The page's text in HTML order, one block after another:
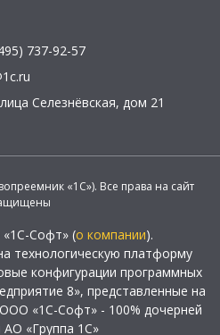
737-92-57
Селезнёвская, дом 21
«1С»). Все права на сайт
Софт» (о компании).
технологическую платформу
конфигурации программных
8», представленные на
«1С-Софт» - 100% дочерней
АО «Группа 1С»